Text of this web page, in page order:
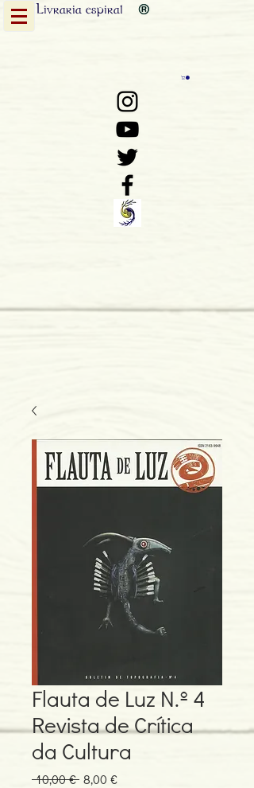
Livraria espiral
Flauta de Luz N.º 4
Revista de Crítica
da Cultura
10,00 € Preço
8,00 €Preço